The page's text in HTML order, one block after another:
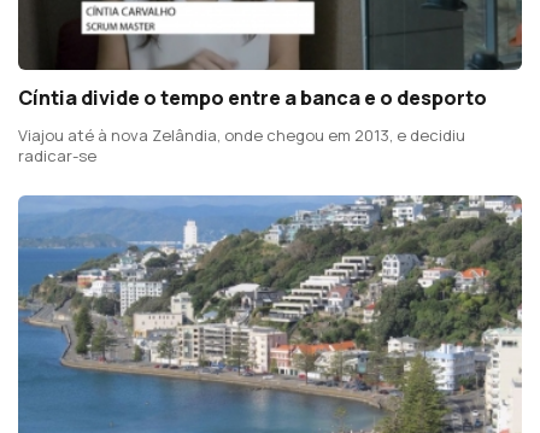
Cíntia divide o tempo entre a banca e o desporto
Viajou até à nova Zelândia, onde chegou em 2013, e decidiu
radicar-se